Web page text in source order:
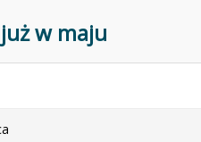
w maju